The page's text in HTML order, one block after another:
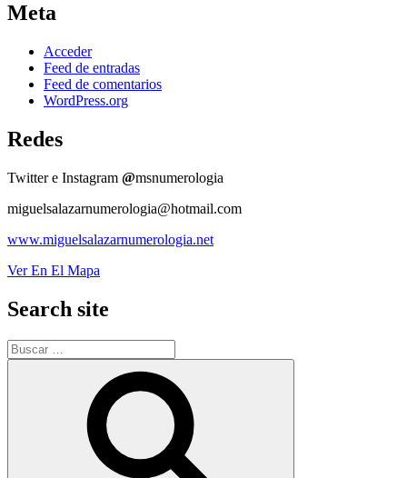
Meta
Acceder
Feed de entradas
Feed de comentarios
WordPress.org
Redes
Twitter e Instagram @msnumerologia
miguelsalazarnumerologia@hotmail.com
www.miguelsalazarnumerologia.net
Ver En El Mapa
Search site
Buscar
por: